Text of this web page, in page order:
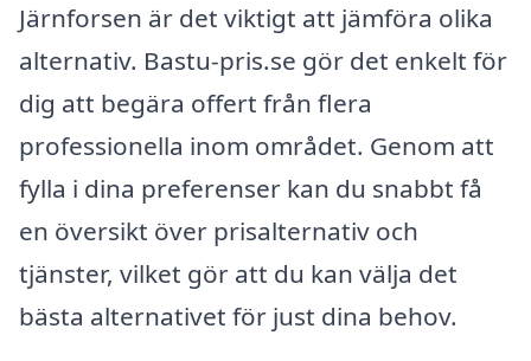
Järnforsen är det viktigt att jämföra olika
alternativ. Bastu-pris.se gör det enkelt för
dig att begära offert från flera
professionella inom området. Genom att
fylla i dina preferenser kan du snabbt få
en översikt över prisalternativ och
tjänster, vilket gör att du kan välja det
bästa alternativet för just dina behov.